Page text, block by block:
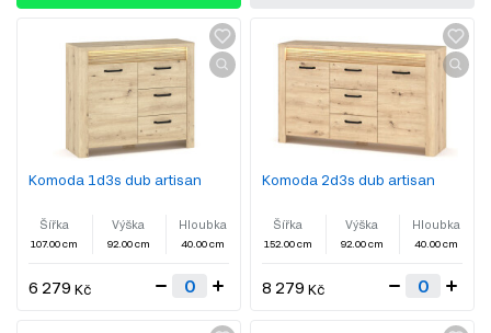
Komoda 1d3s dub artisan
Šířka
107.00 cm
Výška
92.00 cm
Hloubka
40.00 cm
6 279 Kč
Komoda 2d3s dub artisan
Šířka
152.00 cm
Výška
92.00 cm
Hloubka
40.00 cm
8 279 Kč